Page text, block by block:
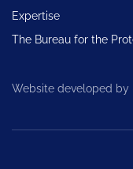
Expertise
The Bureau for the
Website developed